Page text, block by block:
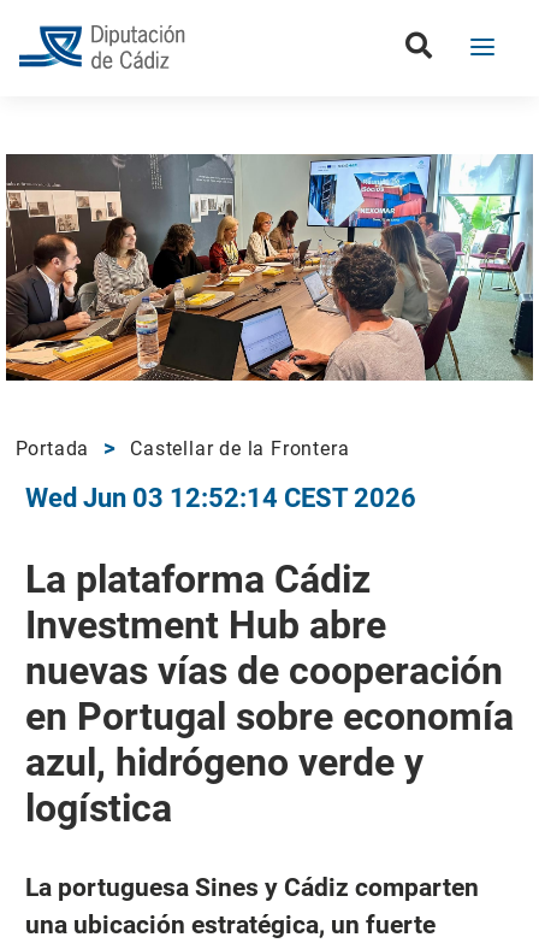
Portada Castellar de la Frontera
Wed Jun 03 12:52:14 CEST 2026
La plataforma Cádiz
Investment Hub abre
nuevas vías de cooperación
en Portugal sobre economía
azul, hidrógeno verde y
logística
La portuguesa Sines y Cádiz comparten
una ubicación estratégica, un fuerte